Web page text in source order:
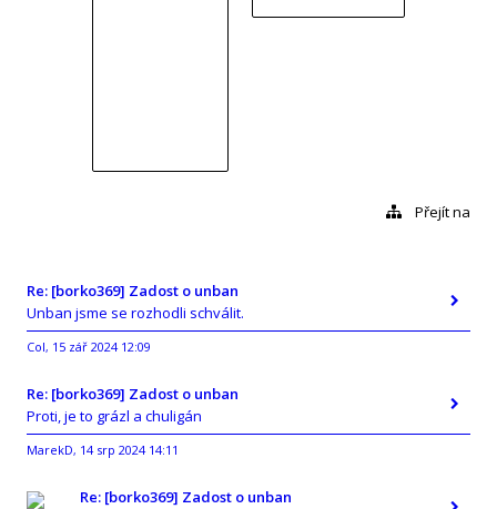
Přejít na
Re: [borko369] Zadost o unban
Unban jsme se rozhodli schválit.
Col, 15 zář 2024 12:09
Re: [borko369] Zadost o unban
Proti, je to grázl a chuligán
MarekD, 14 srp 2024 14:11
Re: [borko369] Zadost o unban